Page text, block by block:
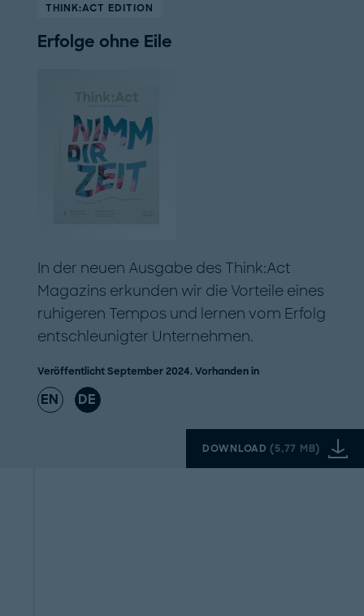
THINK:ACT EDITION
Erfolge ohne Eile
In der neuen Ausgabe des Think:Act
Magazins erkunden wir die Vorteile eines
ruhigeren Tempos und lernen vom Erfolg
entschleunigter Unternehmen.
Veröffentlicht September 2024. Vorhanden in
EN DE
DOWNLOAD(5,77 MB)